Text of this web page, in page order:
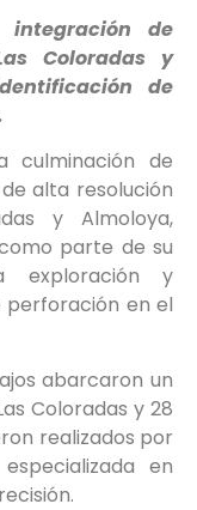
de
Coloradas y
de
culminación de
alta resolución
y Almoloya,
parte de su
exploración y
perforación en el
abarcaron un
Coloradas y 28
realizados por
en